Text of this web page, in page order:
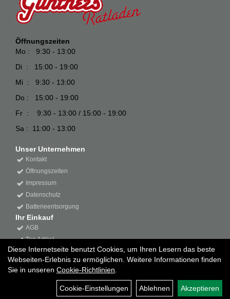
Öffnungszeiten
Mo : 9:30 - 13:00
Di : 15:00 - 19:00
Mi : 9:30 - 13:00
Do : 15:00 - 19:00
Fr : 9:30 - 13:00 / 15:00 - 19:00
Sa : 11:00 - 13:00
Unser Unternehmen
Kontakt
Öffnungszeiten
Impressum
Datenschutz
Batterieentsorgung
Ihr Einkauf
AGB
Top Artikel
Diese Internetseite benutzt Cookies, um Ihren Lesern das beste
Webseiten-Erlebnis zu ermöglichen. Weitere Informationen finden
Sie in unseren Cookie-Richtlinien
Cookie-Einstellungen Ablehnen Akzeptieren